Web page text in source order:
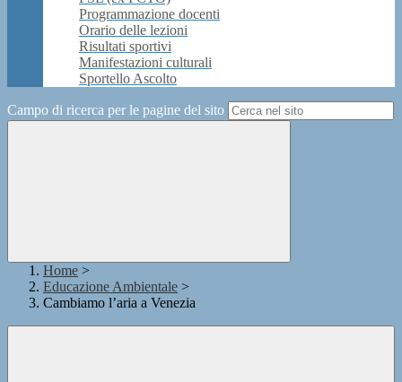
Programmazione docenti
Orario delle lezioni
Risultati sportivi
Manifestazioni culturali
Sportello Ascolto
Campo di ricerca per le pagine del sito
Home >
Educazione Ambientale >
Cambiamo l’aria a Venezia